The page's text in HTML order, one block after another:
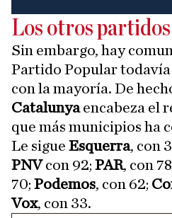
Los otros partidos
Sin embargo, hay
Partido Popular todavía
con la mayoría. De
Catalunyaencabeza el
que más municipios ha
Le sigue Esquerra, con
PNVcon 92; PAR, con
70; Podemos, con 62;
Vox, con 33.